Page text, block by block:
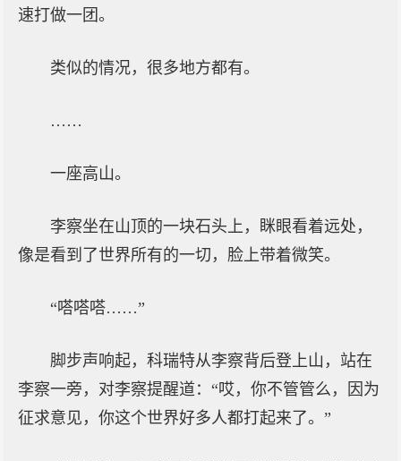
速打做一团。
类似的情况，很多地方都有。
……
一座高山。
李察坐在山顶的一块石头上，眯眼看着远处，
像是看到了世界所有的一切，脸上带着微笑。
“嗒嗒嗒……”
脚步声响起，科瑞特从李察背后登上山，站在
李察一旁，对李察提醒道：“哎，你不管管么，因为
征求意见，你这个世界好多人都打起来了。”